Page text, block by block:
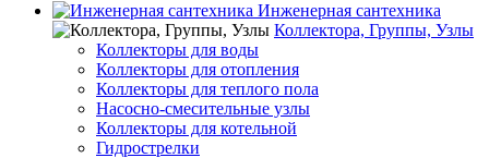
Инженерная сантехника
Коллектора, Группы, Узлы
Коллекторы для воды
Коллекторы для отопления
Коллекторы для теплого пола
Насосно-смесительные узлы
Коллекторы для котельной
Гидрострелки